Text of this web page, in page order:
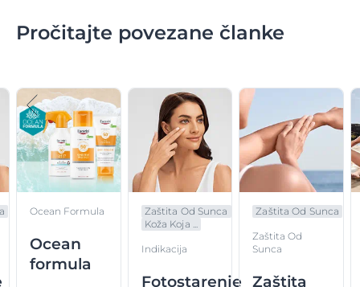
Pročitajte povezane članke
Ocean Formula
Ocean
formula
Zaštita Od Sunca
Koža Koja ...
Indikacija
Fotostarenje
Zaštita Od Sunca
Zaštita Od
Sunca
Zaštita